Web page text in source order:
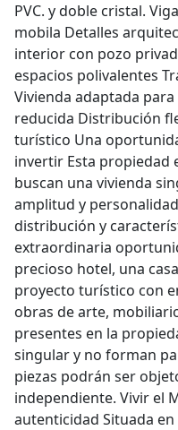
PVC. y doble cristal.
mobila Detalles
interior con pozo
espacios polivalentes
Vivienda adaptada
reducida Distribución
turístico Una
invertir Esta propiedad
buscan una vivienda
amplitud y
distribución y
extraordinaria
precioso hotel, una
proyecto turístico con
obras de arte,
presentes en la
singular y no forman
piezas podrán ser
independiente. Vivir el
autenticidad Situada